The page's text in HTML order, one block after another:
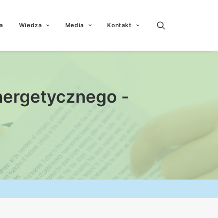
Wiedza Media Kontakt
-